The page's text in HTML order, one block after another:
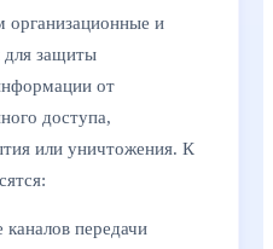
и
для защиты
от
доступа,
или уничтожения. К
передачи